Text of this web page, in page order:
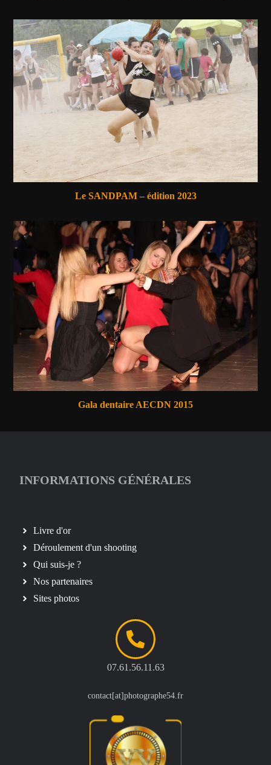
Le SANDPAM – édition 2023
Gala dentaire AECDN 2015
INFORMATIONS GÉNÉRALES
Livre d'or
Déroulement d'un shooting
Qui suis-je ?
Nos partenaires
Sites photos
07.61.56.11.63
contact[at]photographe54.fr